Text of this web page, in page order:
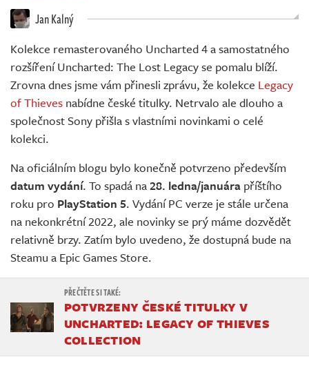
Jan Kalný
Kolekce remasterovaného Uncharted 4 a samostatného
rozšíření Uncharted: The Lost Legacy se pomalu blíží.
Zrovna dnes jsme vám přinesli zprávu, že kolekce Legacy
of Thieves nabídne české titulky. Netrvalo ale dlouho a
společnost Sony přišla s vlastními novinkami o celé
kolekci.
Na oficiálním blogu bylo konečně potvrzeno především
datum vydání. To spadá na28. ledna/januára příštího
roku pro PlayStation 5. Vydání PC verze je stále určena
na nekonkrétní 2022, ale novinky se prý máme dozvědět
relativně brzy. Zatím bylo uvedeno, že dostupná bude na
Steamu a Epic Games Store.
POTVRZENY ČESKÉ TITULKY V
UNCHARTED: LEGACY OF THIEVES
COLLECTION